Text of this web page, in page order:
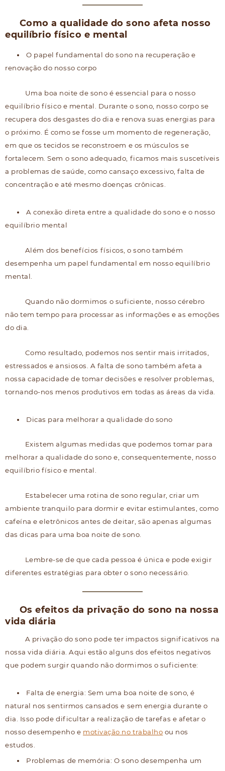
Como a qualidade do sono afeta nosso
equilíbrio físico e mental
O papel fundamental do sono na recuperação e
renovação do nosso corpo
Uma boa noite de sono é essencial para o nosso
equilíbrio físico e mental. Durante o sono, nosso corpo se
recupera dos desgastes do dia e renova suas energias para
o próximo. É como se fosse um momento de regeneração,
em que os tecidos se reconstroem e os músculos se
fortalecem. Sem o sono adequado, ficamos mais suscetíveis
a problemas de saúde, como cansaço excessivo, falta de
concentração e até mesmo doenças crônicas.
A conexão direta entre a qualidade do sono e o nosso
equilíbrio mental
Além dos benefícios físicos, o sono também
desempenha um papel fundamental em nosso equilíbrio
mental.
Quando não dormimos o suficiente, nosso cérebro
não tem tempo para processar as informações e as emoções
do dia.
Como resultado, podemos nos sentir mais irritados,
estressados e ansiosos. A falta de sono também afeta a
nossa capacidade de tomar decisões e resolver problemas,
tornando-nos menos produtivos em todas as áreas da vida.
Dicas para melhorar a qualidade do sono
Existem algumas medidas que podemos tomar para
melhorar a qualidade do sono e, consequentemente, nosso
equilíbrio físico e mental.
Estabelecer uma rotina de sono regular, criar um
ambiente tranquilo para dormir e evitar estimulantes, como
cafeína e eletrônicos antes de deitar, são apenas algumas
das dicas para uma boa noite de sono.
Lembre-se de que cada pessoa é única e pode exigir
diferentes estratégias para obter o sono necessário.
Os efeitos da privação do sono na nossa
vida diária
A privação do sono pode ter impactos significativos na
nossa vida diária. Aqui estão alguns dos efeitos negativos
que podem surgir quando não dormimos o suficiente:
Falta de energia: Sem uma boa noite de sono, é
natural nos sentirmos cansados e sem energia durante o
dia. Isso pode dificultar a realização de tarefas e afetar o
nosso desempenho e motivação no trabalho ou nos
estudos.
Problemas de memória: O sono desempenha um